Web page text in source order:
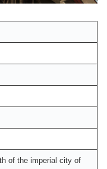
of the imperial city of